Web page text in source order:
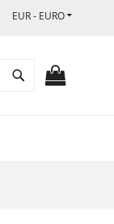
VALUUTTA
EUR - EURO
Search